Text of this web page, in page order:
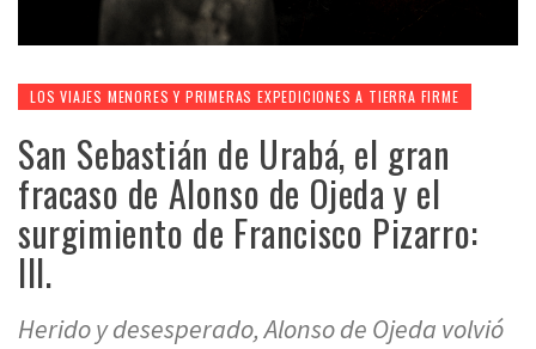
LOS VIAJES MENORES Y PRIMERAS EXPEDICIONES A TIERRA FIRME
San Sebastián de Urabá, el gran
fracaso de Alonso de Ojeda y el
surgimiento de Francisco Pizarro:
III.
Herido y desesperado, Alonso de Ojeda volvió